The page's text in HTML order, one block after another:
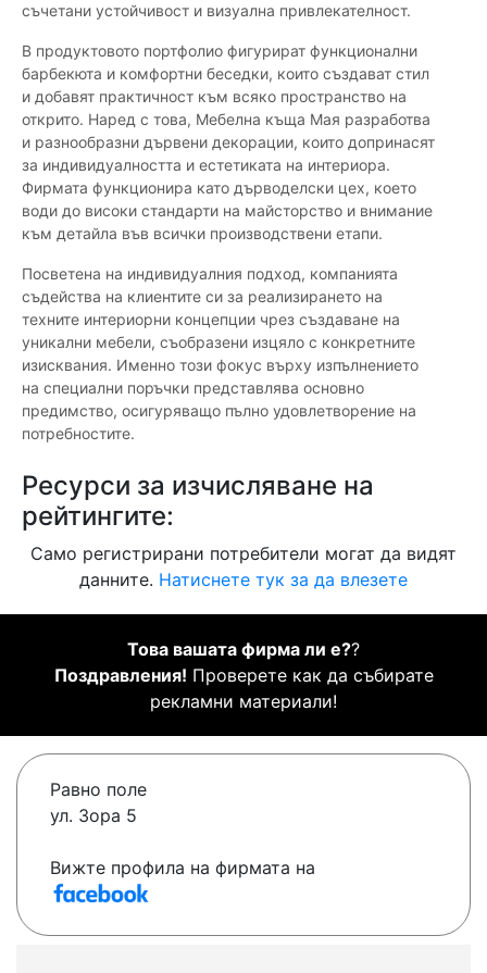
съчетани устойчивост и визуална привлекателност.
В продуктовото портфолио фигурират функционални
барбекюта и комфортни беседки, които създават стил
и добавят практичност към всяко пространство на
открито. Наред с това, Мебелна къща Мая разработва
и разнообразни дървени декорации, които допринасят
за индивидуалността и естетиката на интериора.
Фирмата функционира като дърводелски цех, което
води до високи стандарти на майсторство и внимание
към детайла във всички производствени етапи.
Посветена на индивидуалния подход, компанията
съдейства на клиентите си за реализирането на
техните интериорни концепции чрез създаване на
уникални мебели, съобразени изцяло с конкретните
изисквания. Именно този фокус върху изпълнението
на специални поръчки представлява основно
предимство, осигуряващо пълно удовлетворение на
потребностите.
Ресурси за изчисляване на
рейтингите:
Само регистрирани потребители могат да видят
данните. Натиснете тук за да влезете
Това вашата фирма ли е??
Поздравления! Проверете как да събирате
рекламни материали!
Равно поле
ул. Зора 5
Вижте профила на фирмата на